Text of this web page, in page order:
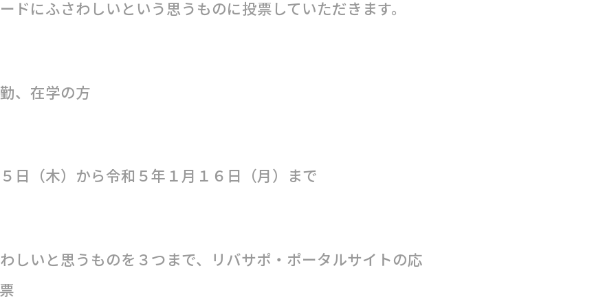
ドにふさわしいという思うものに投票していただきます。
、在学の方
日（木）から令和５年１月１６日（月）まで
いと思うものを３つまで、リバサポ・ポータルサイトの応